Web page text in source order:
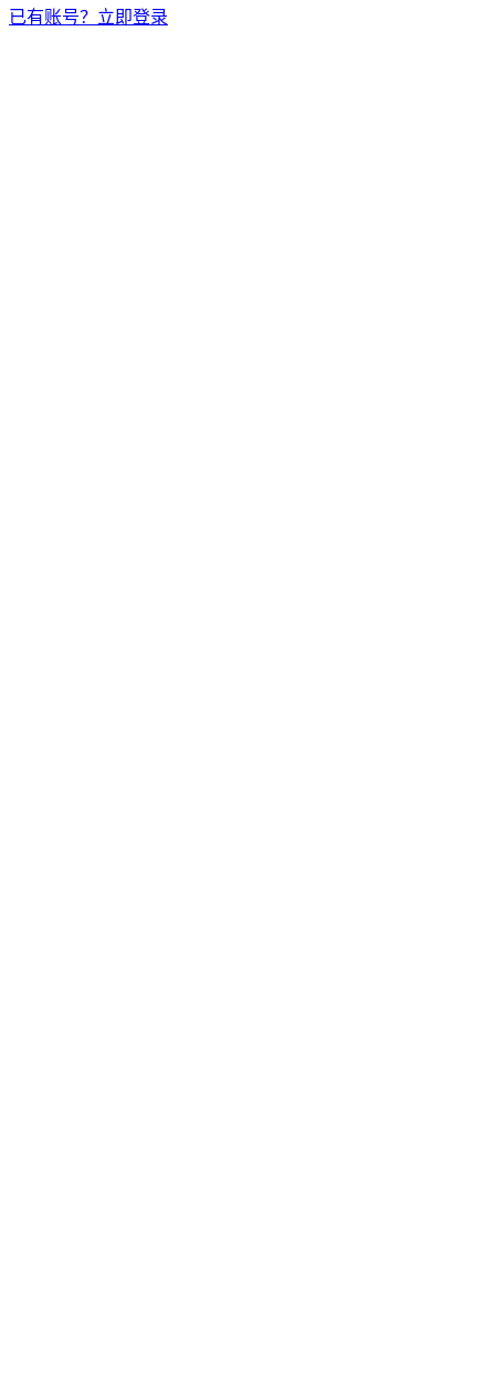
已有账号？立即登录